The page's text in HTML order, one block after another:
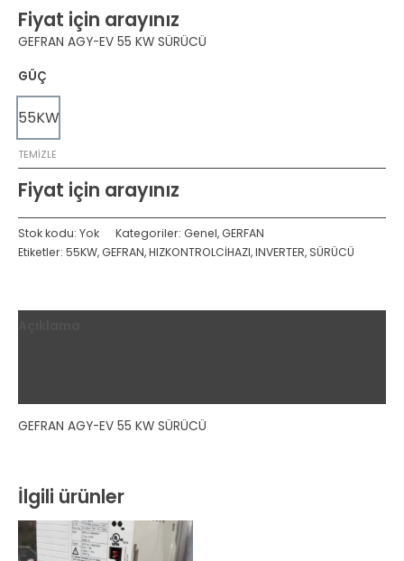
Fiyat için arayınız
GEFRAN AGY-EV 55 KW SÜRÜCÜ
GÜÇ
55KW
TEMIZLE
Fiyat için arayınız
Stok kodu: Yok Kategoriler: Genel,GERFAN
Etiketler: 55KW,GEFRAN,HIZKONTROLCİHAZI,INVERTER, SÜRÜCÜ
GEFRAN AGY-EV 55 KW SÜRÜCÜ
İlgili ürünler